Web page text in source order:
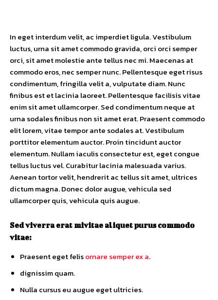
In eget interdum velit, ac imperdiet ligula. Vestibulum
luctus, urna sit amet commodo gravida, orci orci semper
orci, sit amet molestie ante tellus nec mi. Maecenas at
commodo eros, nec semper nunc. Pellentesque eget risus
condimentum, fringilla velit a, vulputate diam. Nunc
finibus est et lacinia laoreet. Pellentesque facilisis vitae
enim sit amet ullamcorper. Sed condimentum neque at
urna sodales finibus non sit amet erat. Praesent commodo
elit lorem, vitae tempor ante sodales at. Vestibulum
porttitor elementum auctor. Proin tincidunt auctor
elementum. Nullam iaculis consectetur est, eget congue
tellus luctus vel. Curabitur lacinia malesuada varius.
Aenean tortor velit, hendrerit ac tellus sit amet, ultrices
dictum magna. Donec dolor augue, vehicula sed
ullamcorper quis, vehicula quis augue.
Sed viverra erat mivitae aliquet purus commodo
vitae:
Praesent eget felisornare semper ex a.
dignissim quam.
Nulla cursus eu augue eget ultricies.